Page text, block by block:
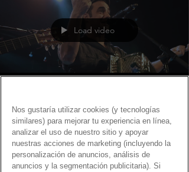
Load video
Fernando Martín
14 dic 2021
Canciones con Gen Dro sobre
compras y ventas
Nos gustaría utilizar cookies (y tecnologías
similares) para mejorar tu experiencia en línea,
analizar el uso de nuestro sitio y apoyar
nuestras acciones de marketing (incluyendo la
personalización de anuncios, análisis de
anuncios y la segmentación publicitaria). Si